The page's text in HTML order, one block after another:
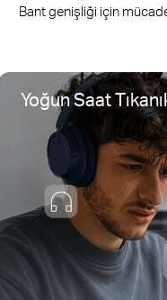
Bant genişliği için
Yoğun Saat